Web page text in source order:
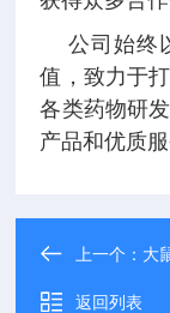
公司始终
值，致力于
各类药物研
产品和优质服
上一个： 大
返回列表